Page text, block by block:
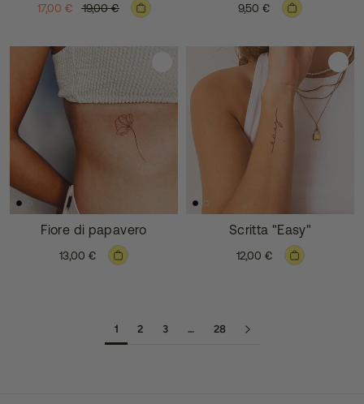
17,00 € 19,00 € 9,50 €
Fiore di papavero
13,00 €
Scritta "Easy"
12,00 €
1 2 3 … 28